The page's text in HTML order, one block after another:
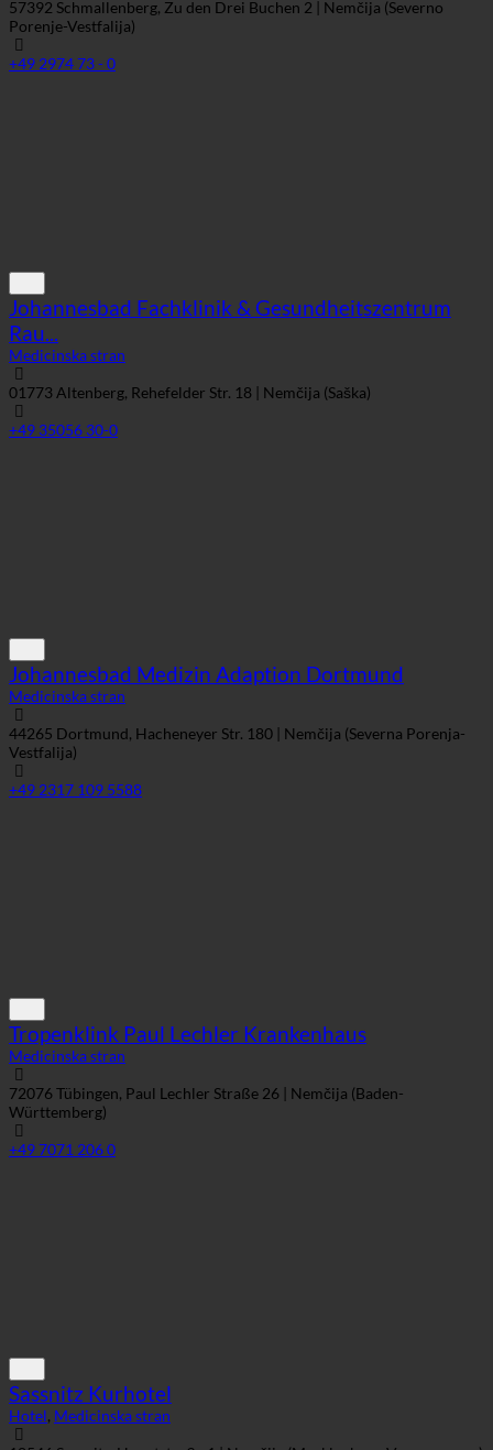
57392 Schmallenberg, Zu den Drei Buchen 2 | Nemčija (Severno
Porenje-Vestfalija)
+49 2974 73 - 0
Johannesbad Fachklinik & Gesundheitszentrum
Rau...
Medicinska stran
01773 Altenberg, Rehefelder Str. 18 | Nemčija (Saška)
+49 35056 30-0
Johannesbad Medizin Adaption Dortmund
Medicinska stran
44265 Dortmund, Hacheneyer Str. 180 | Nemčija (Severna Porenja-
Vestfalija)
+49 2317 109 5588
Tropenklink Paul Lechler Krankenhaus
Medicinska stran
72076 Tübingen, Paul Lechler Straße 26 | Nemčija (Baden-
Württemberg)
+49 7071 206 0
Sassnitz Kurhotel
Hotel, Medicinska stran